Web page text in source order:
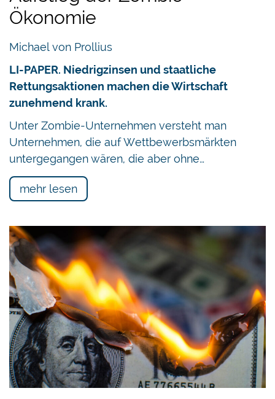
Ökonomie
Michael von Prollius
LI-PAPER. Niedrigzinsen und staatliche
Rettungsaktionen machen die Wirtschaft
zunehmend krank.
Unter Zombie-Unternehmen versteht man
Unternehmen, die auf Wettbewerbsmärkten
untergegangen wären, die aber ohne…
mehr lesen